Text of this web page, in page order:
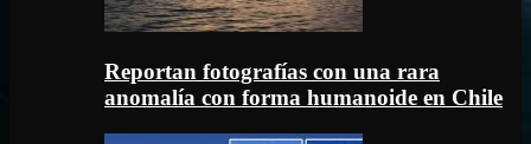
Reportan fotografías con una rara
anomalía con forma humanoide en Chile